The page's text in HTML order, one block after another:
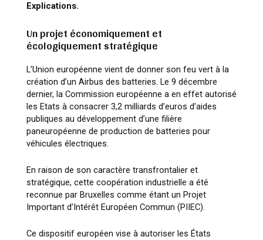
Explications.
Un projet économiquement et
écologiquement stratégique
L’Union européenne vient de donner son feu vert à la
création d’un Airbus des batteries. Le 9 décembre
dernier, la Commission européenne a en effet autorisé
les Etats à consacrer 3,2 milliards d’euros d’aides
publiques au développement d’une filière
paneuropéenne de production de batteries pour
véhicules électriques.
En raison de son caractère transfrontalier et
stratégique, cette coopération industrielle a été
reconnue par Bruxelles comme étant un Projet
Important d’Intérêt Européen Commun (PIIEC).
Ce dispositif européen vise à autoriser les États